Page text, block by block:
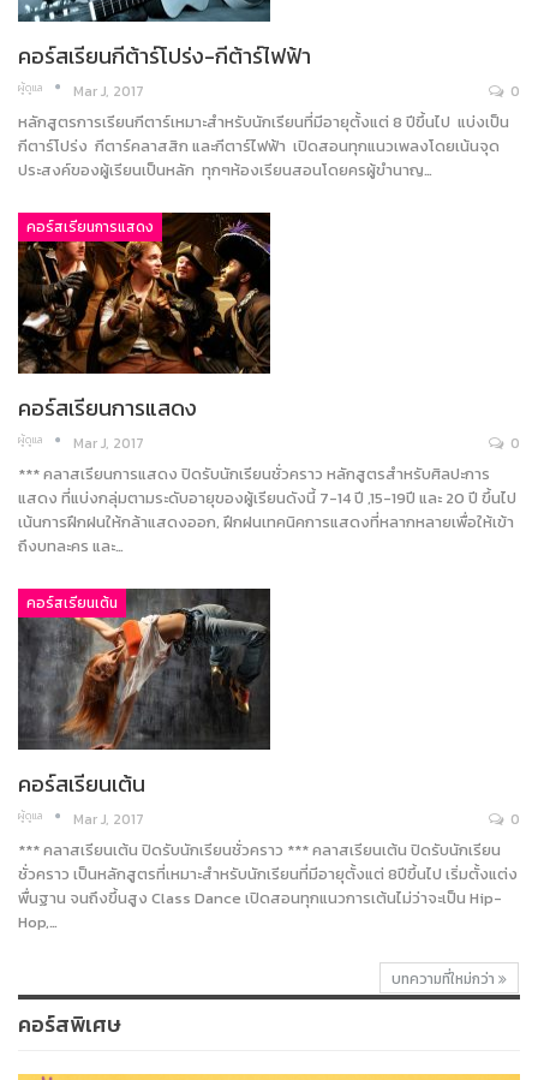
คอร์สเรียนกีต้าร์โปร่ง-กีต้าร์ไฟฟ้า
ผู้ดูแล Mar J, 2017 0
หลักสูตรการเรียนกีตาร์เหมาะสำหรับนักเรียนที่มีอายุตั้งแต่ 8 ปีขึ้นไป แบ่งเป็น
กีตาร์โปร่ง กีตาร์คลาสสิก และกีตาร์ไฟฟ้า เปิดสอนทุกแนวเพลงโดยเน้นจุด
ประสงค์ของผู้เรียนเป็นหลัก ทุกๆห้องเรียนสอนโดยครผู้ขำนาญ…
คอร์สเรียนการแสดง
คอร์สเรียนการแสดง
ผู้ดูแล Mar J, 2017 0
*** คลาสเรียนการแสดง ปิดรับนักเรียนชั่วคราว หลักสูตรสำหรับศิลปะการ
แสดง ที่แบ่งกลุ่มตามระดับอายุของผู้เรียนดังนี้ 7-14 ปี ,15-19ปี และ 20 ปี ขึ้นไป
เน้นการฝึกฝนให้กล้าแสดงออก, ฝึกฝนเทคนิคการแสดงที่หลากหลายเพื่อให้เข้า
ถึงบทละคร และ…
คอร์สเรียนเต้น
คอร์สเรียนเต้น
ผู้ดูแล Mar J, 2017 0
*** คลาสเรียนเต้น ปิดรับนักเรียนชั่วคราว *** คลาสเรียนเต้น ปิดรับนักเรียน
ชั่วคราว เป็นหลักสูตรที่เหมาะสำหรับนักเรียนที่มีอายุตั้งแต่ 8ปีขึ้นไป เริ่มตั้งแต่ง
พื่นฐาน จนถึงขึ้นสูง Class Dance เปิดสอนทุกแนวการเต้นไม่ว่าจะเป็น Hip-
Hop,…
บทความที่ใหม่กว่า
คอร์สพิเศษ